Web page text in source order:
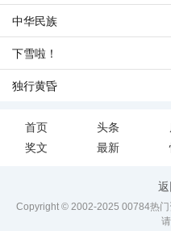
中华民族
下雪啦！
独行黄昏
首页 头条
奖文
最新
Copyright © 2002-2025 00784热门